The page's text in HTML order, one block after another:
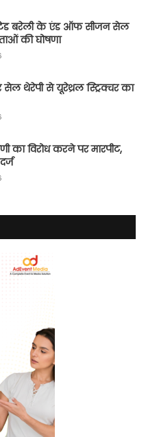
बरेली के एंड ऑफ सीजन सेल
की घोषणा
सेल थेरेपी से यूरेथ्रल स्ट्रिक्चर का
का विरोध करने पर मारपीट,